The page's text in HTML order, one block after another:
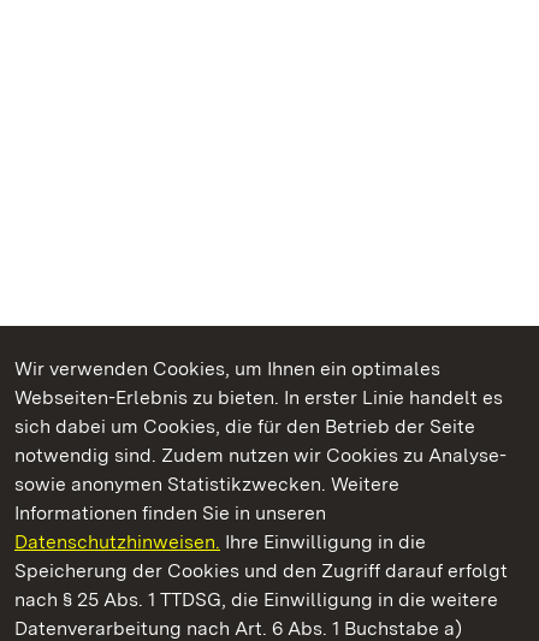
Wir verwenden Cookies, um Ihnen ein optimales
Webseiten-Erlebnis zu bieten. In erster Linie handelt es
sich dabei um Cookies, die für den Betrieb der Seite
notwendig sind. Zudem nutzen wir Cookies zu Analyse-
sowie anonymen Statistikzwecken. Weitere
Informationen finden Sie in unseren
Datenschutzhinweisen. Ihre Einwilligung in die
Speicherung der Cookies und den Zugriff darauf erfolgt
nach § 25 Abs. 1 TTDSG, die Einwilligung in die weitere
Datenverarbeitung nach Art. 6 Abs. 1 Buchstabe a)
Kommen. Staunen. Genießen.
Staatliche Schlösser und Gärten Baden‑Württemberg
Staatliche Schlösser und Gärten Baden-Württemberg